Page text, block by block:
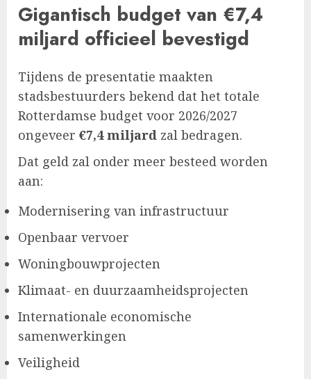
Gigantisch budget van €7,4
miljard officieel bevestigd
Tijdens de presentatie maakten
stadsbestuurders bekend dat het totale
Rotterdamse budget voor 2026/2027
ongeveer €7,4 miljard zal bedragen.
Dat geld zal onder meer besteed worden
aan:
Modernisering van infrastructuur
Openbaar vervoer
Woningbouwprojecten
Klimaat- en duurzaamheidsprojecten
Internationale economische
samenwerkingen
Veiligheid